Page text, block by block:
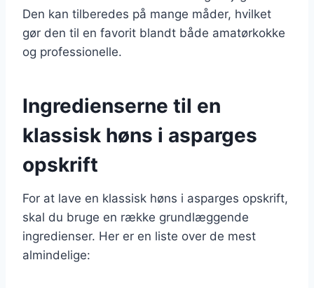
Den kan tilberedes på mange måder, hvilket
gør den til en favorit blandt både amatørkokke
og professionelle.
Ingredienserne til en
klassisk høns i asparges
opskrift
For at lave en klassisk høns i asparges opskrift,
skal du bruge en række grundlæggende
ingredienser. Her er en liste over de mest
almindelige: